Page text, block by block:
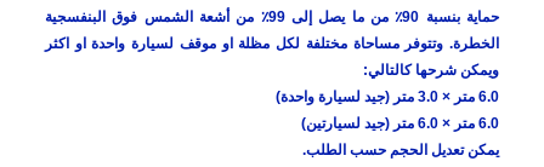
حماية بنسبة 90٪ من ما يصل إلى 99٪ من أشعة الشمس فوق البنفسجية
الخطرة. وتتوفر مساحاة مختلفة لكل مظلة او موقف لسيارة واحدة او اكثر
ويمكن شرحها كالتالي:
6.0 متر × 3.0 متر (جيد لسيارة واحدة)
6.0 متر × 6.0 متر (جيد لسيارتين)
يمكن تعديل الحجم حسب الطلب.